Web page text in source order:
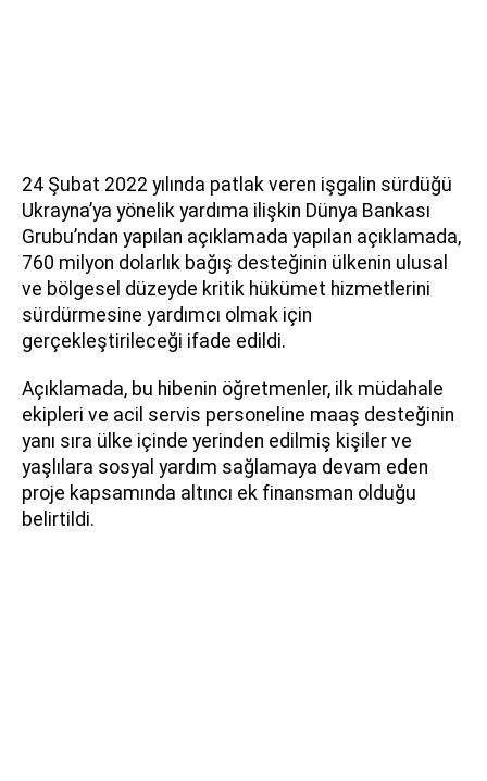
24 Şubat 2022 yılında patlak veren işgalin sürdüğü
Ukrayna’ya yönelik yardıma ilişkin Dünya Bankası
Grubu’ndan yapılan açıklamada yapılan açıklamada,
760 milyon dolarlık bağış desteğinin ülkenin ulusal
ve bölgesel düzeyde kritik hükümet hizmetlerini
sürdürmesine yardımcı olmak için
gerçekleştirileceği ifade edildi.
Açıklamada, bu hibenin öğretmenler, ilk müdahale
ekipleri ve acil servis personeline maaş desteğinin
yanı sıra ülke içinde yerinden edilmiş kişiler ve
yaşlılara sosyal yardım sağlamaya devam eden
proje kapsamında altıncı ek finansman olduğu
belirtildi.